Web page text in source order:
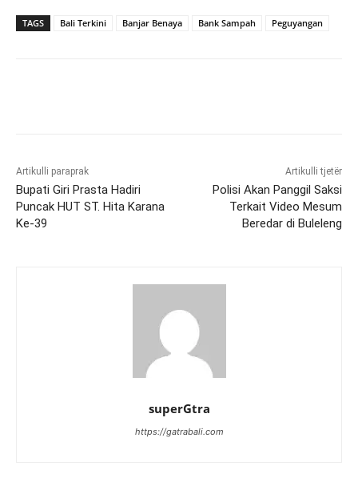
TAGS Bali Terkini Banjar Benaya Bank Sampah Peguyangan
Artikulli paraprak
Bupati Giri Prasta Hadiri
Puncak HUT ST. Hita Karana
Ke-39
Artikulli tjetër
Polisi Akan Panggil Saksi
Terkait Video Mesum
Beredar di Buleleng
superGtra
https://gatrabali.com